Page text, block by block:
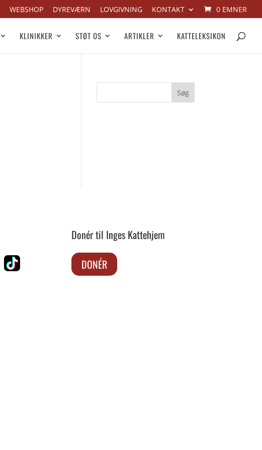
WEBSHOP DYREVÆRN LOVGIVNING KONTAKT 0 EMNER
KLINIKKER STØT OS ARTIKLER KATTELEKSIKON
Donér til Inges Kattehjem
DONÉR